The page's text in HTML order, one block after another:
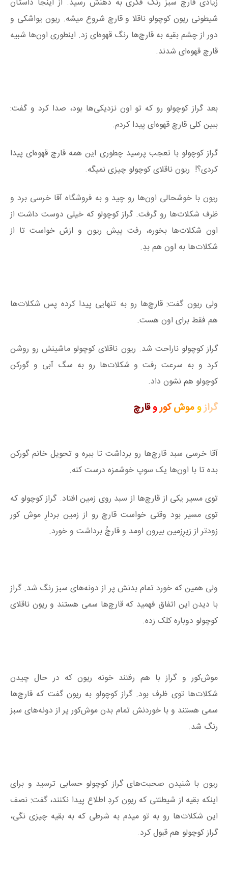
شیطونی ریون کوچولو ناقلا و قارچ شروع میشه. ریون یواشکی و
دور از چشم بقیه به قارچ‌ها رنگ قهوه‌ای زد. اینطوری اون‌ها شبیه
قارچ قهوه‌ای شدند.
بعد گراز کوچولو رو که تو اون نزدیکی‌ها بود، صدا کرد و گفت:
ببین کلی قارچ قهوه‌ای پیدا کردم.
گراز کوچولو با تعجب پرسید چطوری این همه قارچ قهوه‌ای پیدا
کردی؟! ریون ناقلای کوچولو چیزی نمیگه.
ریون با خوشحالی اون‌ها رو چید و به فروشگاه آقا خرسی برد و
ظرف شکلات‌ها رو گرفت. گراز کوچولو که خیلی دوست داشت از
اون شکلات‌ها بخوره، رفت پیش ریون و ازش خواست تا از
شکلات‌ها به اون هم بدِ.
ولی ریون گفت: قارچ‌ها رو به تنهایی پیدا کرده پس شکلات‌ها
هم فقط برای اون هست.
گراز کوچولو ناراحت شد. ریون ناقلای کوچولو ماشینش رو روشن
کرد و به سرعت رفت و شکلات‌ها رو به سگ آبی و گورکن
کوچولو هم نشون داد.
گرازوموشکوروقارچ
آقا خرسی سبد قارچ‌ها رو برداشت تا ببره و تحویل خانم گورکن
بده تا با اون‌ها یک سوپ خوشمزه درست کنه.
توی مسیر یکی از قارچ‌ها از سبد روی زمین افتاد. گراز کوچولو که
توی مسیر بود وقتی خواست قارچ رو از زمین بردارِ موش کور
زودتر از زیر‌ِزمین بیرون اومد و قارچُ برداشت و خورد.
ولی همین که خورد تمام بدنش پر از دونه‌های سبز رنگ شد. گراز
با دیدن این اتفاق فهمید که قارچ‌ها سمی هستند و ریون ناقلای
کوچولو دوباره کلک زده.
موش‌کور و گراز با هم رفتند خونه ریون که در حال چیدن
شکلات‌ها توی ظرف بود. گراز کوچولو به ریون گفت که قارچ‌ها
سمی هستند و با خوردنش تمام بدن موش‌کور پر از دونه‌های سبز
رنگ شد.
ریون با شنیدن صحبت‌های گراز کوچولو حسابی ترسید و برای
اینکه بقیه از شیطنتی که ریون کردِ اطلاع پیدا نکنند، گفت: نصف
این شکلات‌ها رو به تو میدم به شرطی که به بقیه چیزی نگی،
گراز کوچولو هم قبول کرد.